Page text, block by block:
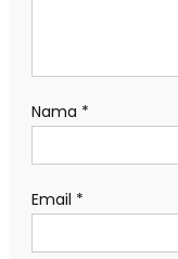
Nama *
Email *